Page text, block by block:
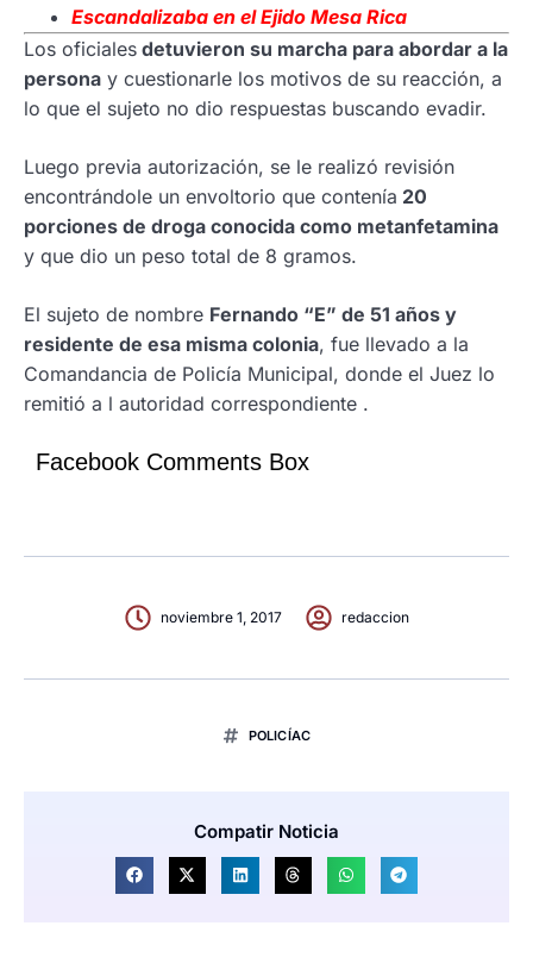
Escandalizaba en el Ejido Mesa Rica
Los oficiales detuvieron su marcha para abordar a la
persona y cuestionarle los motivos de su reacción, a
lo que el sujeto no dio respuestas buscando evadir.
Luego previa autorización, se le realizó revisión
encontrándole un envoltorio que contenía 20
porciones de droga conocida como metanfetamina
y que dio un peso total de 8 gramos.
El sujeto de nombre Fernando “E” de 51 años y
residente de esa misma colonia, fue llevado a la
Comandancia de Policía Municipal, donde el Juez lo
remitió a l autoridad correspondiente .
Facebook Comments Box
noviembre 1, 2017 redaccion
POLICÍAC
Compatir Noticia